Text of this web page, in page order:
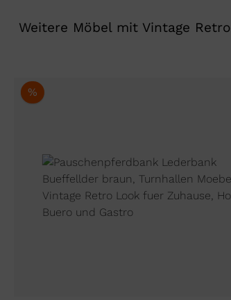
Weitere Möbel mit Vintage
%